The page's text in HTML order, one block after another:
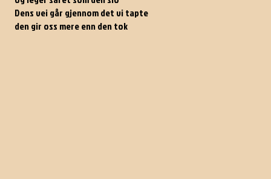
Dens vei går gjennom det vi tapte
den gir oss mere enn den tok